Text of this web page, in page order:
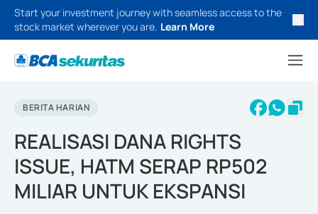
Start your investment journey with seamless access to the
stock market wherever you are. Learn More
BERITA HARIAN
REALISASI DANA RIGHTS
ISSUE, HATM SERAP RP502
MILIAR UNTUK EKSPANSI